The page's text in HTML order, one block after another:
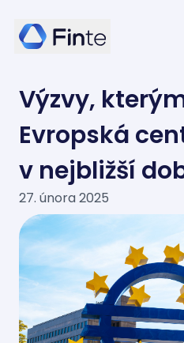
Finte
Výzvy,
Evropská
v nejbližší
27. února 2025